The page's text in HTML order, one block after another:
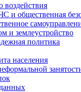
и общественная
и землеустройство
политика
населения